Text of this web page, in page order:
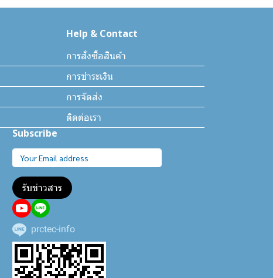
Help & Contact
การสั่งซื้อสินค้า
การชำระเงิน
การจัดส่ง
ติดต่อเรา
Subscribe
รับข่าวสาร
prctec-info